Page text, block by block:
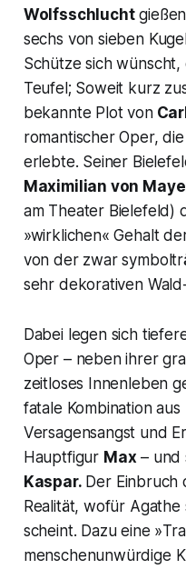
Wolfsschlucht
sechs von sieben
Schütze sich
Teufel; Soweit kurz
bekannte Plot von
romantischer Oper,
erlebte. Seiner
Maximilian von
am Theater Bielefeld)
»wirklichen« Gehalt
von der zwar
sehr dekorativen
Dabei legen sich
Oper – neben ihrer
zeitloses Innenleben
fatale Kombination
Versagensangst und
Hauptfigur Max – und
Kaspar. Der Einbruch
Realität, wofür Agathe
scheint. Dazu eine »
menschenunwürdige